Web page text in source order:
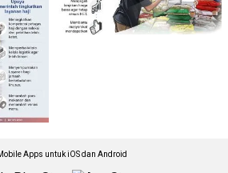
Apps untuk iOS dan Android